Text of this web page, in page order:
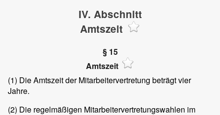
IV. Abschnitt
Amtszeit
§ 15
Amtszeit
(1) Die Amtszeit der Mitarbeitervertretung beträgt vier
Jahre.
(2) Die regelmäßigen Mitarbeitervertretungswahlen im